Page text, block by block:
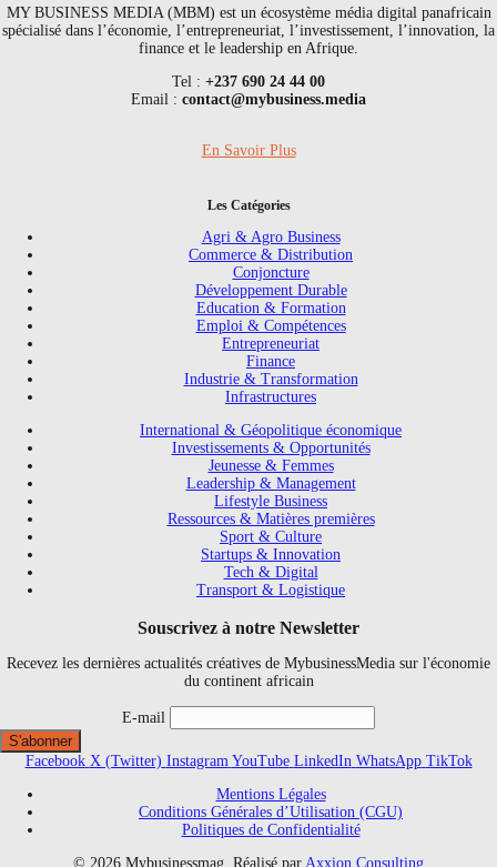
MY BUSINESS MEDIA (MBM) est un écosystème média digital panafricain
spécialisé dans l’économie, l’entrepreneuriat, l’investissement, l’innovation, la
finance et le leadership en Afrique.
Tel : +237 690 24 44 00
Email : contact@mybusiness.media
En Savoir Plus
Les Catégories
Agri & Agro Business
Commerce & Distribution
Conjoncture
Développement Durable
Education & Formation
Emploi & Compétences
Entrepreneuriat
Finance
Industrie & Transformation
Infrastructures
International & Géopolitique économique
Investissements & Opportunités
Jeunesse & Femmes
Leadership & Management
Lifestyle Business
Ressources & Matières premières
Sport & Culture
Startups & Innovation
Tech & Digital
Transport & Logistique
Souscrivez à notre Newsletter
Recevez les dernières actualités créatives de MybusinessMedia sur l'économie
du continent africain
E-mail
Facebook X (Twitter) Instagram YouTube LinkedIn WhatsApp TikTok
Mentions Légales
Conditions Générales d’Utilisation (CGU)
Politiques de Confidentialité
© 2026 Mybusinessmag. Réalisé par Axxion Consulting